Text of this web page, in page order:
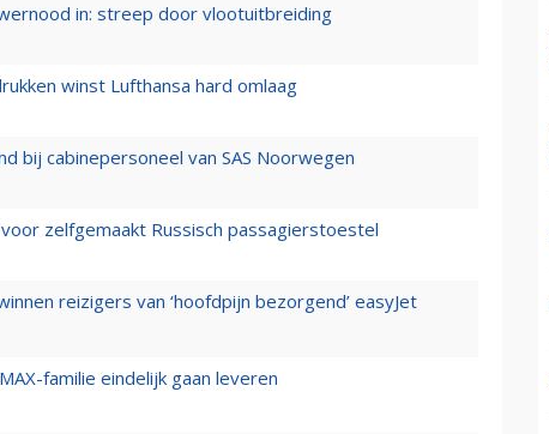
in: streep door vlootuitbreiding
winst Lufthansa hard omlaag
bij cabinepersoneel van SAS Noorwegen
zelfgemaakt Russisch passagierstoestel
reizigers van ‘hoofdpijn bezorgend’ easyJet
familie eindelijk gaan leveren